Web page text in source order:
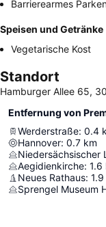
Barrierearmes
Speisen und Getränke
Vegetarische Kost
Standort
Hamburger Allee 65,
Entfernung von
Werderstraße: 0.4
Hannover: 0.7 km
Niedersächsischer
Aegidienkirche: 1.6
Neues Rathaus: 1.9
Sprengel Museum